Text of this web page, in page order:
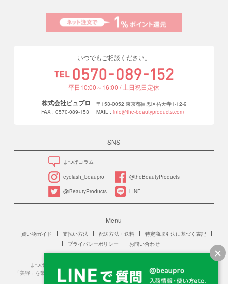
いつでもご相談ください。
平日10:00～16:00 / 土日祝日定休
株式会社ビュプロ
〒153-0052 東京都目黒区祐天寺1-12-9
FAX : 0570-089-153
MAIL : info@the-beautyproducts.com
SNS
まつげコラム
eyelash_beaupro @theBeautyProducts
@iBeautyProducts LINE
Menu
買い物ガイド 支払い方法 配送方法・送料
特定商取引法に基づく表記
プライバシーポリシー
お問い合わせ
まつげエクステンションは、美容師法に規定する「美容」に該当します。
「美容」を業をとする場合、保健所への美容所登録が必要です。また、施術を行う人は
美容師免許を保持する必要があります。